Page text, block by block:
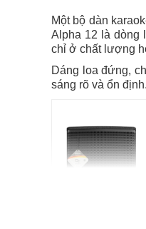
Một bộ dàn
Alpha 12 là dòng
chỉ ở chất lượng
Dáng loa đứng,
sáng rõ và ổn định.